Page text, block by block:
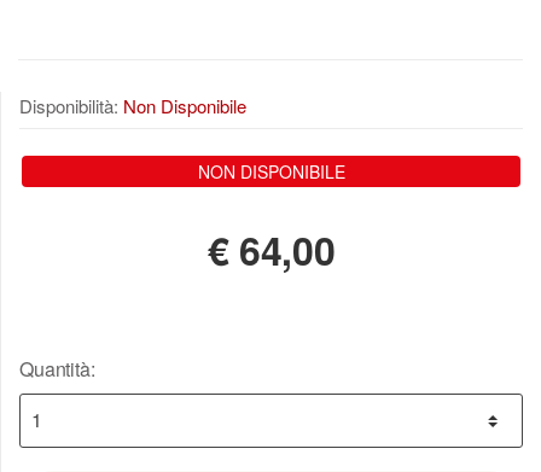
Disponibilità: Non Disponibile
NON DISPONIBILE
€64,00
Quantità: